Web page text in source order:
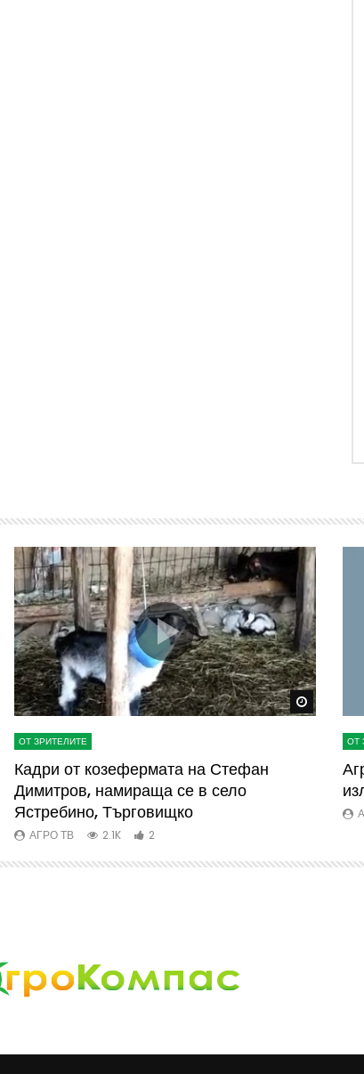
Later Watch
ОТ ЗРИТЕЛИТЕ
Кадри от козефермата на Стефан
Димитров, намираща се в село
Ястребино, Търговищко
АГРО ТВ 2.1K 2
ОТ